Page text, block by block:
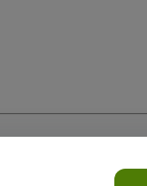
Polityki